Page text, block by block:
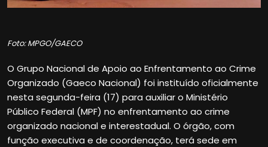
Foto: MPGO/GAECO
O Grupo Nacional de Apoio ao Enfrentamento ao Crime
Organizado (Gaeco Nacional) foi instituído oficialmente
nesta segunda-feira (17) para auxiliar o Ministério
Público Federal (MPF) no enfrentamento ao crime
organizado nacional e interestadual. O órgão, com
função executiva e de coordenação, terá sede em